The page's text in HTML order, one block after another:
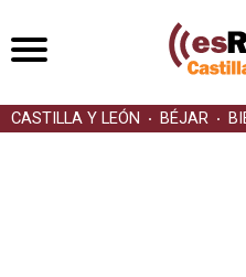
CASTILLA Y LEÓN BÉJAR